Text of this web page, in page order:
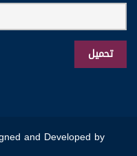
and Developed by